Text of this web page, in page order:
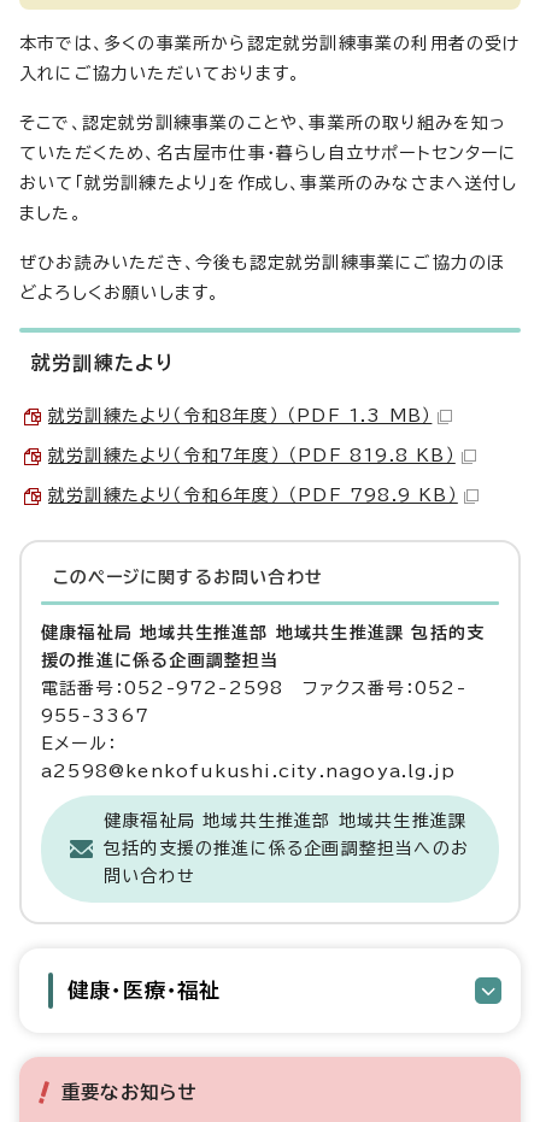
本市では、多くの事業所から認定就労訓練事業の利用者の受け
入れにご協力いただいております。
そこで、認定就労訓練事業のことや、事業所の取り組みを知っ
ていただくため、名古屋市仕事・暮らし自立サポートセンターに
おいて「就労訓練たより」を作成し、事業所のみなさまへ送付し
ました。
ぜひお読みいただき、今後も認定就労訓練事業にご協力のほ
どよろしくお願いします。
就労訓練たより
就労訓練たより（令和8年度） （PDF 1.3 MB）
就労訓練たより（令和7年度） （PDF 819.8 KB）
就労訓練たより（令和6年度） （PDF 798.9 KB）
このページに関する お問い合わせ
健康福祉局 地域共生推進部 地域共生推進課 包括的支
援の推進に係る企画調整担当
電話番号：052-972-2598 ファクス番号：052-
955-3367
Eメール：
a2598@kenkofukushi.city.nagoya.lg.jp
健康福祉局 地域共生推進部 地域共生推進課
包括的支援の推進に係る企画調整担当へのお
問い合わせ
健康・医療・福祉
重要なお知らせ